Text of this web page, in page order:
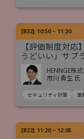
[B32] 10:50 ~ 11:20
【評価制度対応
うどいい」サプ
HENNGE株
市川 貴生 氏
セキュリティ対策 業
[B22] 11:20 ~ 12:05